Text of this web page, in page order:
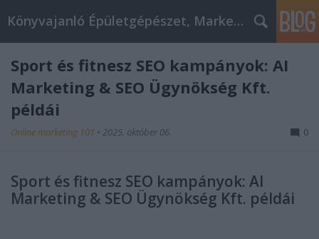
Könyvajanló Épületgépészet, Marketing témákban
Sport és fitnesz SEO kampányok: AI
Marketing & SEO Ügynökség Kft.
példái
Online marketing 101 • 2025. október 06. 0
Sport és fitnesz SEO kampányok: AI
Marketing & SEO Ügynökség Kft. példái